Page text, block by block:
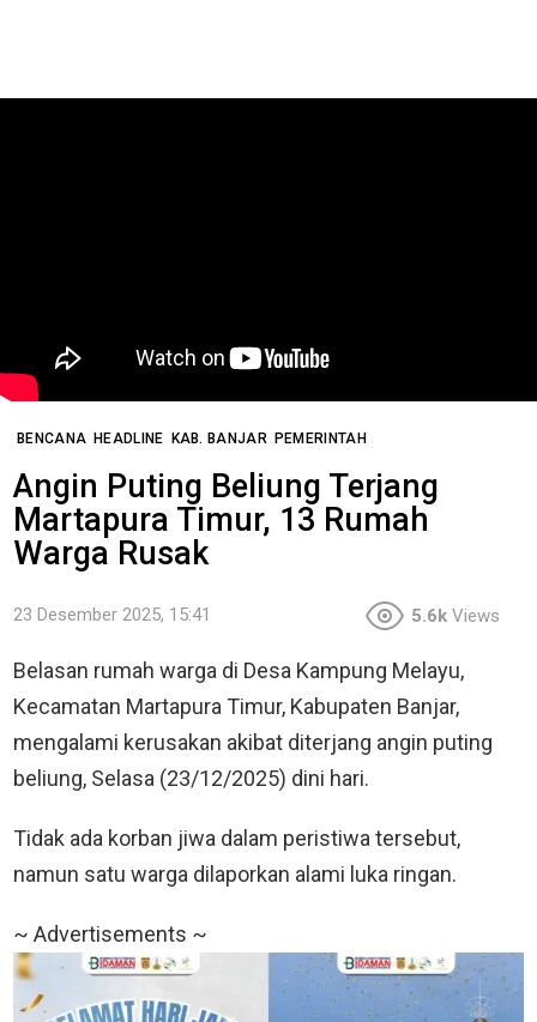
BENCANA HEADLINE KAB. BANJAR PEMERINTAH
Angin Puting Beliung Terjang
Martapura Timur, 13 Rumah
Warga Rusak
23 Desember 2025, 15:41 5.6k Views
Belasan rumah warga di Desa Kampung Melayu,
Kecamatan Martapura Timur, Kabupaten Banjar,
mengalami kerusakan akibat diterjang angin puting
beliung, Selasa (23/12/2025) dini hari.
Tidak ada korban jiwa dalam peristiwa tersebut,
namun satu warga dilaporkan alami luka ringan.
~ Advertisements ~